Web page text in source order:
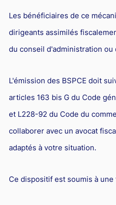
Les bénéficiaires de ce
dirigeants assimilés
du conseil d'administration ou
L'émission des BSPCE doit
articles 163 bis G du Code
et L228-92 du Code du
collaborer avec un avocat
adaptés à votre situation.
Ce dispositif est soumis à